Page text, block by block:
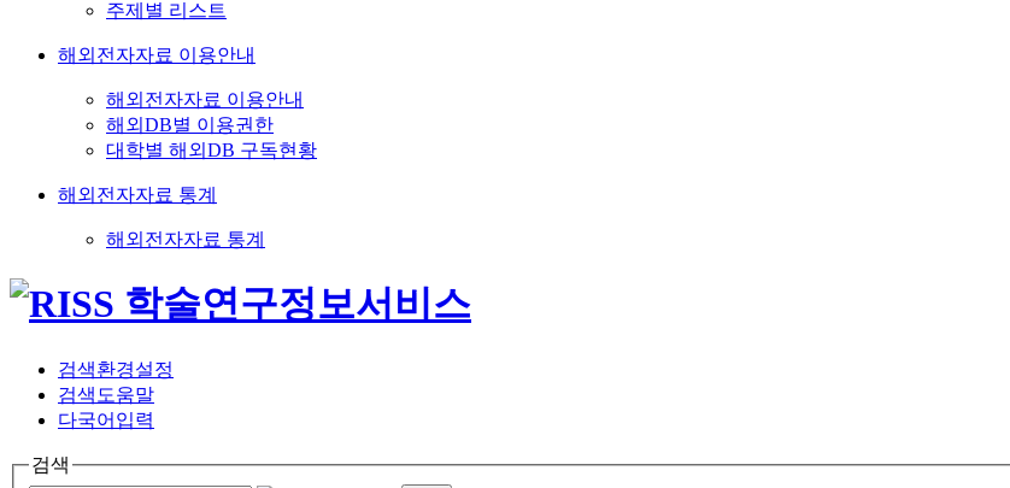
주제별 리스트
해외전자자료 이용안내
해외전자자료 이용안내
해외DB별 이용권한
대학별 해외DB 구독현황
해외전자자료 통계
해외전자자료 통계
검색환경설정
검색도움말
다국어입력
검색